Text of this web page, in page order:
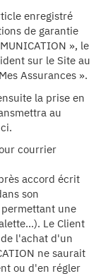
enregistré
de garantie
», le
sur le Site au
Assurances ».
la prise en
au
courrier
accord écrit
son
une
Le Client
l'achat d'un
ne saurait
ou d'en régler